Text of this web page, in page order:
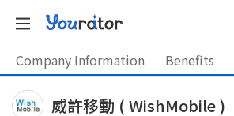
Company Information Benefits
威許移動 ( WishMobile )